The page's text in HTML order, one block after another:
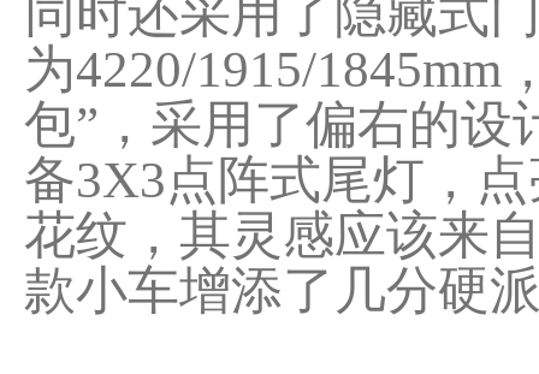
同时还采用了隐藏式
为4220/1915/
包”，采用了偏右的设
备3X3点阵式尾灯，
花纹，其灵感应该来
款小车增添了几分硬